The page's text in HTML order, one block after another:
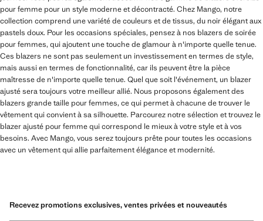
pour femme pour un style moderne et décontracté. Chez Mango, notre
collection comprend une variété de couleurs et de tissus, du noir élégant aux
pastels doux. Pour les occasions spéciales, pensez à nos blazers de soirée
pour femmes, qui ajoutent une touche de glamour à n'importe quelle tenue.
Ces blazers ne sont pas seulement un investissement en termes de style,
mais aussi en termes de fonctionnalité, car ils peuvent être la pièce
maîtresse de n'importe quelle tenue. Quel que soit l'événement, un blazer
ajusté sera toujours votre meilleur allié. Nous proposons également des
blazers grande taille pour femmes, ce qui permet à chacune de trouver le
vêtement qui convient à sa silhouette. Parcourez notre sélection et trouvez le
blazer ajusté pour femme qui correspond le mieux à votre style et à vos
besoins. Avec Mango, vous serez toujours prête pour toutes les occasions
avec un vêtement qui allie parfaitement élégance et modernité.
Recevez promotions exclusives, ventes privées et nouveautés